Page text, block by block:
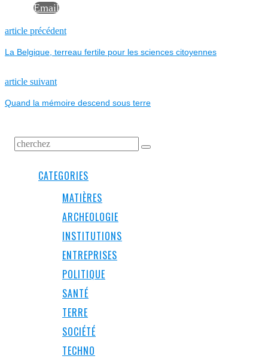
Email
NAVIGATION
DE
L’ARTICLE
article précédentPrevious
La Belgique, terreau fertile pour les sciences citoyennes
article suivantNext
Quand la mémoire descend sous terre
CATEGORIES
MATIÈRES
ARCHEOLOGIE
INSTITUTIONS
ENTREPRISES
POLITIQUE
SANTÉ
TERRE
SOCIÉTÉ
TECHNO